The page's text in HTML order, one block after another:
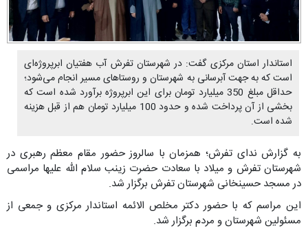
استاندار استان مرکزی گفت: در شهرستان تفرش آب هفتیان ابرپروژه‌ای
است که به جهت آبرسانی به شهرستان و روستاهای مسیر انجام می‌شود؛
حداقل مبلغ 350 میلیارد تومان برای این ابرپروژه برآورد شده است که
بخشی از آن پرداخت شده و حدود 100 میلیارد تومان هم از قبل هزینه
شده است.
به گزارش ندای تفرش؛ همزمان با سالروز حضور مقام معظم رهبری در
شهرستان تفرش و میلاد با سعادت حضرت زینب سلام الله علیها مراسمی
در مسجد حسینخانی شهرستان تفرش برگزار شد.
این مراسم که با حضور دکتر مخلص الائمه استاندار مرکزی و جمعی از
مسئولین شهرستان و مردم برگزار شد.